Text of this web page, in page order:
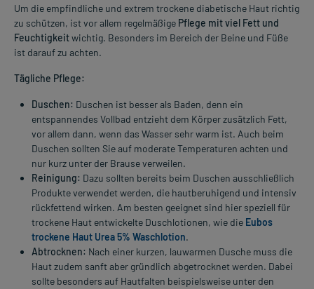
Um die empfindliche und extrem trockene diabetische Haut richtig
zu schützen, ist vor allem regelmäßige Pflege mit viel Fett und
Feuchtigkeitwichtig. Besonders im Bereich der Beine und Füße
ist darauf zu achten.
Tägliche Pflege:
Duschen: Duschen ist besser als Baden, denn ein
entspannendes Vollbad entzieht dem Körper zusätzlich Fett,
vor allem dann, wenn das Wasser sehr warm ist. Auch beim
Duschen sollten Sie auf moderate Temperaturen achten und
nur kurz unter der Brause verweilen.
Reinigung: Dazu sollten bereits beim Duschen ausschließlich
Produkte verwendet werden, die hautberuhigend und intensiv
rückfettend wirken. Am besten geeignet sind hier speziell für
trockene Haut entwickelte Duschlotionen, wie die Eubos
trockene Haut Urea 5% Waschlotion.
Abtrocknen: Nach einer kurzen, lauwarmen Dusche muss die
Haut zudem sanft aber gründlich abgetrocknet werden. Dabei
sollte besonders auf Hautfalten beispielsweise unter den